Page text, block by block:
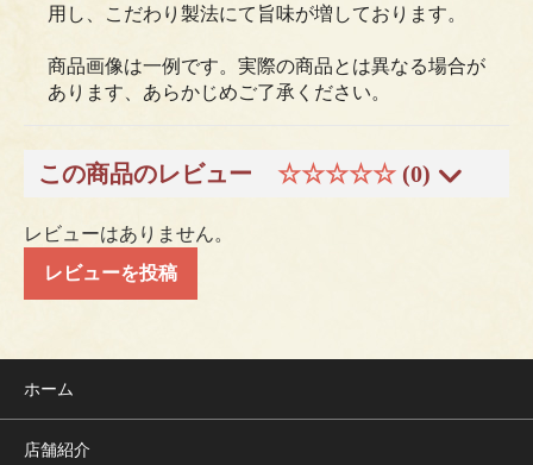
用し、こだわり製法にて旨味が増しております。
商品画像は一例です。実際の商品とは異なる場合が
あります、あらかじめご了承ください。
この商品のレビュー ☆☆☆☆☆ (0)
レビューはありません。
レビューを投稿
ホーム
店舗紹介